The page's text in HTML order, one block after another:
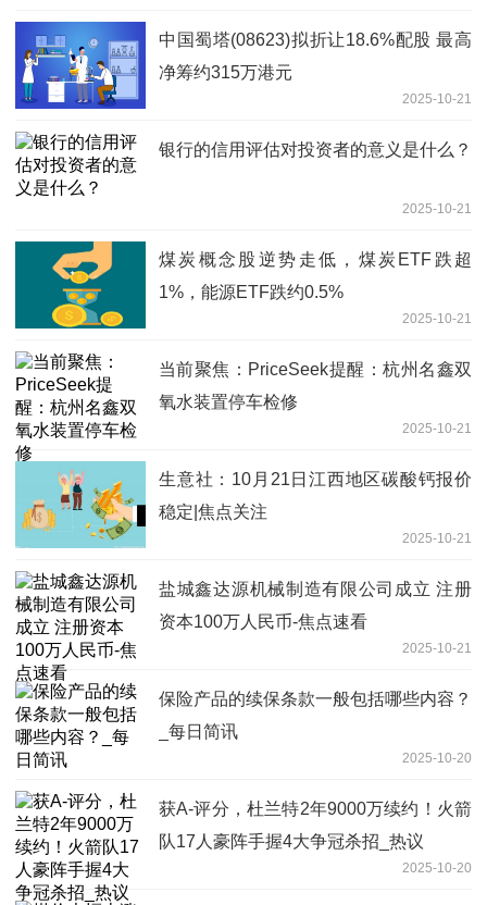
中国蜀塔(08623)拟折让18.6%配股 最高
净筹约315万港元
2025-10-21
银行的信用评估对投资者的意义是什么？
2025-10-21
煤炭概念股逆势走低，煤炭ETF跌超
1%，能源ETF跌约0.5%
2025-10-21
当前聚焦：PriceSeek提醒：杭州名鑫双
氧水装置停车检修
2025-10-21
生意社：10月21日江西地区碳酸钙报价
稳定|焦点关注
2025-10-21
盐城鑫达源机械制造有限公司成立 注册
资本100万人民币-焦点速看
2025-10-21
保险产品的续保条款一般包括哪些内容？
_每日简讯
2025-10-20
获A-评分，杜兰特2年9000万续约！火箭
队17人豪阵手握4大争冠杀招_热议
2025-10-20